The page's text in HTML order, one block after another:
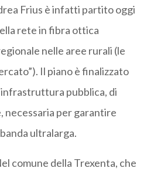
Frius è infatti partito oggi
rete in fibra ottica
nelle aree rurali (le
Il piano è finalizzato
infrastruttura pubblica, di
necessaria per garantire
ultralarga.
comune della Trexenta, che